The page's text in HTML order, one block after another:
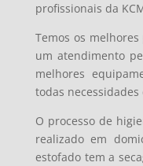
profissionais da
Temos os
um atendimento
melhores
todas
O processo de
realizado em
estofado tem a